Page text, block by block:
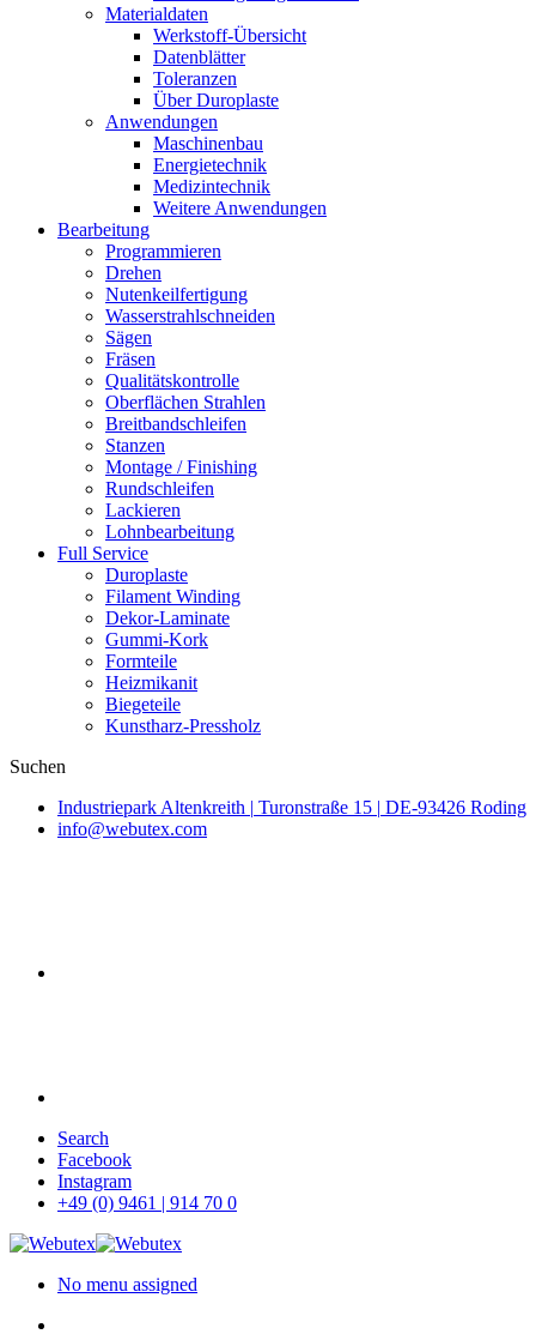
Materialdaten
Werkstoff-Übersicht
Datenblätter
Toleranzen
Über Duroplaste
Anwendungen
Maschinenbau
Energietechnik
Medizintechnik
Weitere Anwendungen
Bearbeitung
Programmieren
Drehen
Nutenkeilfertigung
Wasserstrahlschneiden
Sägen
Fräsen
Qualitätskontrolle
Oberflächen Strahlen
Breitbandschleifen
Stanzen
Montage / Finishing
Rundschleifen
Lackieren
Lohnbearbeitung
Full Service
Duroplaste
Filament Winding
Dekor-Laminate
Gummi-Kork
Formteile
Heizmikanit
Biegeteile
Kunstharz-Pressholz
Suchen
Industriepark Altenkreith | Turonstraße 15 | DE-93426 Roding
info@webutex.com
Skip
main
content
Search
Facebook
Instagram
+49 (0) 9461 | 914 70 0
No menu assigned